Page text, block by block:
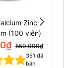
Zinc
(100 viên)
550.000₫
351 đã
bán